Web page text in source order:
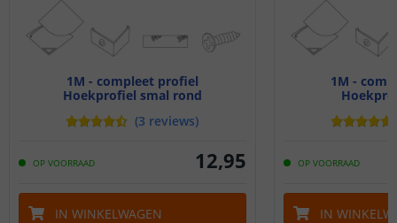
1M - compleet profiel
Hoekprofiel smal rond
(3 reviews)
OP VOORRAAD 12,95
IN WINKELWAGEN
1M -
OP VOORRAAD
IN